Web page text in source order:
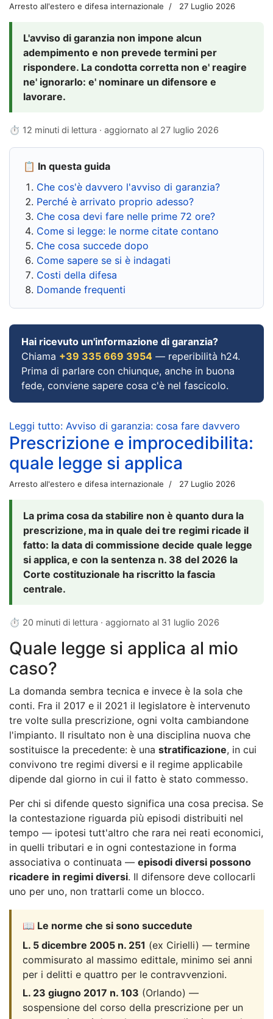
Arresto all'estero e difesa internazionale 27 Luglio 2026
L'avviso di garanzia non impone alcun
adempimento e non prevede termini per
rispondere. La condotta corretta non e' reagire
ne' ignorarlo: e' nominare un difensore e
lavorare.
⏱ 12 minuti di lettura · aggiornato al 27 luglio 2026
📋 In questa guida
Che cos'è davvero l'avviso di garanzia?
Perché è arrivato proprio adesso?
Che cosa devi fare nelle prime 72 ore?
Come si legge: le norme citate contano
Che cosa succede dopo
Come sapere se si è indagati
Costi della difesa
Domande frequenti
Hai ricevuto un'informazione di garanzia?
Chiama +39 335 669 3954 — reperibilità h24.
Prima di parlare con chiunque, anche in buona
fede, conviene sapere cosa c'è nel fascicolo.
Leggi tutto: Avviso di garanzia: cosa fare davvero
Prescrizione e improcedibilita:
quale legge si applica
Arresto all'estero e difesa internazionale 27 Luglio 2026
La prima cosa da stabilire non è quanto dura la
prescrizione, ma in quale dei tre regimi ricade il
fatto: la data di commissione decide quale legge
si applica, e con la sentenza n. 38 del 2026 la
Corte costituzionale ha riscritto la fascia
centrale.
⏱ 20 minuti di lettura · aggiornato al 31 luglio 2026
Quale legge si applica al mio
caso?
La domanda sembra tecnica e invece è la sola che
conti. Fra il 2017 e il 2021 il legislatore è intervenuto
tre volte sulla prescrizione, ogni volta cambiandone
l'impianto. Il risultato non è una disciplina nuova che
sostituisce la precedente: è una stratificazione, in cui
convivono tre regimi diversi e il regime applicabile
dipende dal giorno in cui il fatto è stato commesso.
Per chi si difende questo significa una cosa precisa. Se
la contestazione riguarda più episodi distribuiti nel
tempo — ipotesi tutt'altro che rara nei reati economici,
in quelli tributari e in ogni contestazione in forma
associativa o continuata — episodi diversi possono
ricadere in regimi diversi. Il difensore deve collocarli
uno per uno, non trattarli come un blocco.
📖 Le norme che si sono succedute
L. 5 dicembre 2005 n. 251 (ex Cirielli) — termine
commisurato al massimo edittale, minimo sei anni
per i delitti e quattro per le contravvenzioni.
L. 23 giugno 2017 n. 103 (Orlando) —
sospensione del corso della prescrizione per un